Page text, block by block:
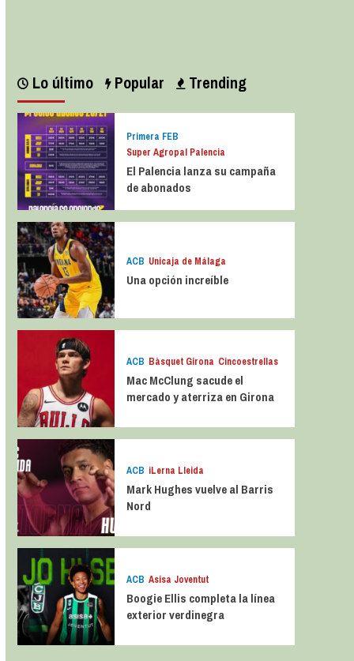
Lo último Popular Trending
Primera FEB
Super Agropal Palencia
El Palencia lanza su campaña
de abonados
ACB Unicaja de Málaga
Una opción increíble
ACB Bàsquet Girona Cincoestrellas
Mac McClung sacude el
mercado y aterriza en Girona
ACB iLerna Lleida
Mark Hughes vuelve al Barris
Nord
ACB Asisa Joventut
Boogie Ellis completa la línea
exterior verdinegra